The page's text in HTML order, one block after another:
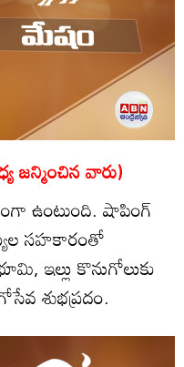
జన్మించిన వారు)
ఉంటుంది. షాపింగ్‌
సహకారంతో
ఇల్లు కొనుగోలుకు
శుభప్రదం.